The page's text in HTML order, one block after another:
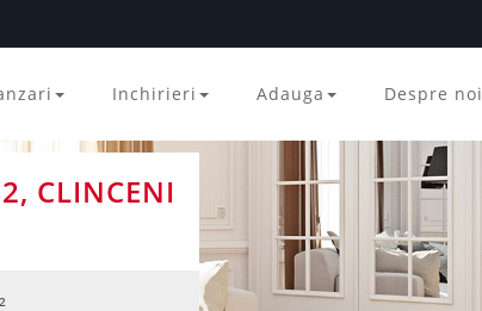
Inchirieri Adauga Despre noi
CLINCENI